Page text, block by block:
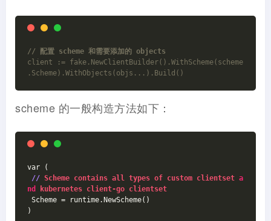
// 配置 scheme 和需要添加的 objects
client := fake.NewClientBuilder().WithScheme(scheme
.Scheme).WithObjects(objs...).Build()
scheme 的一般构造方法如下：
var (
// Scheme contains all types of custom clientset a
nd
kubernetes client-go clientset
Scheme = runtime.NewScheme()
)